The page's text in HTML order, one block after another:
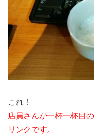
これ！
店員さんが一杯一杯目
リンクです。